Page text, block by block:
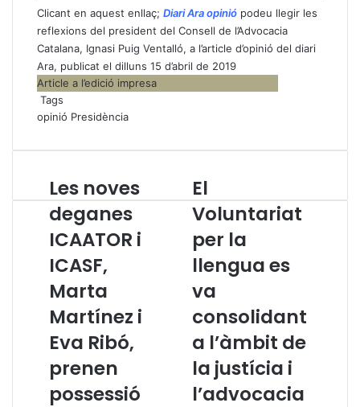
Clicant en aquest enllaç; Diari Ara opinió podeu llegir les
reflexions del president del Consell de l’Advocacia
Catalana, Ignasi Puig Ventalló, a l’article d’opinió del diari
Ara, publicat el dilluns 15 d’abril de 2019
Article a l’edició impresa
Tags
opinió Presidència
L
e
s
n
e
s
d
e
g
a
e
Les noves
deganes
ICAATOR i
ICASF,
Marta
Martínez i
Eva Ribó,
prenen
possessió
E
l
V
o
l
n
t
a
i
t
p
El
Voluntariat
per la
llengua es
va
consolidant
a l’àmbit de
la justícia i
l’advocacia